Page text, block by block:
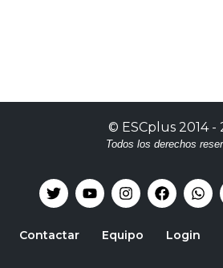
© ESCplus2014 -
Todos los derechos
Contactar Equipo Login